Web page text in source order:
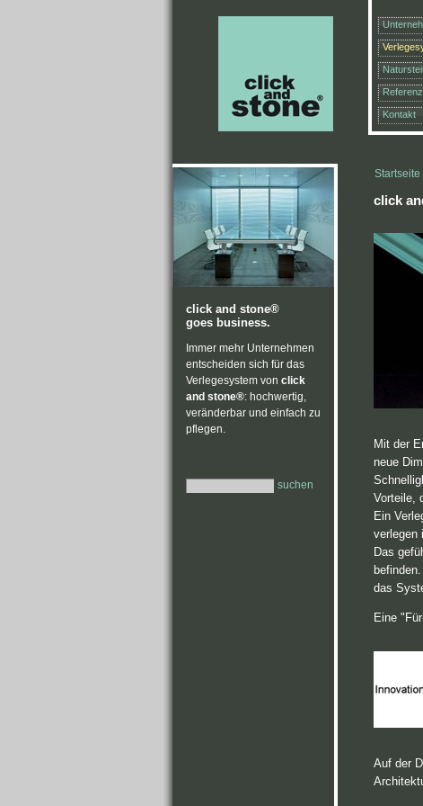
Kontakt
Startseite
click
Mit der
neue
Vorteile,
Ein
verlegen
Das
das
Eine
Auf der
click and stone®
goes business.
Immer mehr Unternehmen
entscheiden sich für das
Verlegesystem von click
and stone®: hochwertig,
veränderbar und einfach zu
pflegen.
suchen